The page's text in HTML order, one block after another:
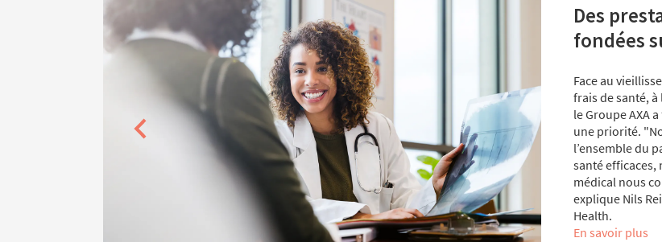
Des
fondées
Face au
frais de santé, à
le Groupe AXA
une priorité.
l’ensemble du
santé efficaces,
médical nous
explique Nils
Health.
En savoir plus